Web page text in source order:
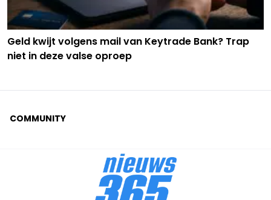
Geld kwijt volgens mail van Keytrade Bank? Trap
niet in deze valse oproep
COMMUNITY